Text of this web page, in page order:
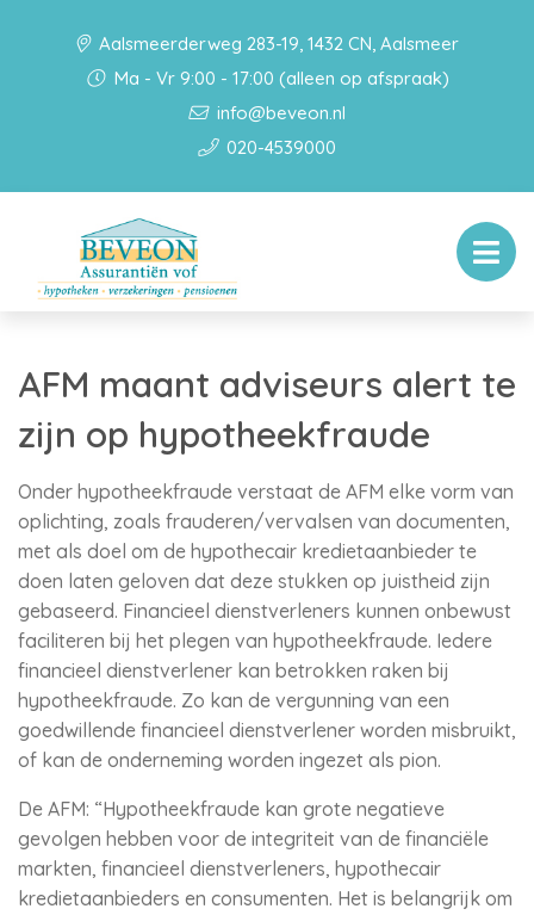
Aalsmeerderweg 283-19, 1432 CN, Aalsmeer
Ma - Vr 9:00 - 17:00 (alleen op afspraak)
info@beveon.nl
020-4539000
AFM maant adviseurs alert te
zijn op hypotheekfraude
Onder hypotheekfraude verstaat de AFM elke vorm van
oplichting, zoals frauderen/vervalsen van documenten,
met als doel om de hypothecair kredietaanbieder te
doen laten geloven dat deze stukken op juistheid zijn
gebaseerd. Financieel dienstverleners kunnen onbewust
faciliteren bij het plegen van hypotheekfraude. Iedere
financieel dienstverlener kan betrokken raken bij
hypotheekfraude. Zo kan de vergunning van een
goedwillende financieel dienstverlener worden misbruikt,
of kan de onderneming worden ingezet als pion.
De AFM: “Hypotheekfraude kan grote negatieve
gevolgen hebben voor de integriteit van de financiële
markten, financieel dienstverleners, hypothecair
kredietaanbieders en consumenten. Het is belangrijk om